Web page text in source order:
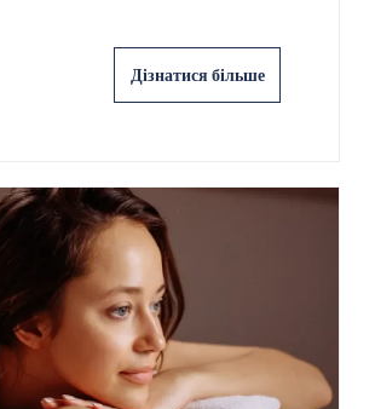
Дізнатися більше